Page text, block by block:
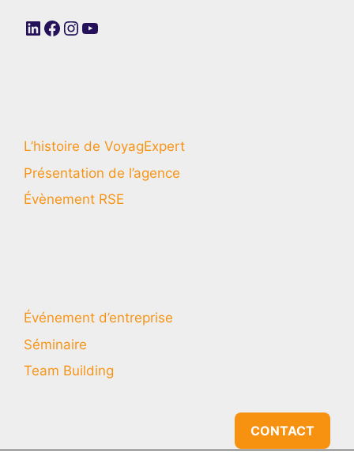
LinkedIn
Facebook
Instagram
YouTube
L’histoire de VoyagExpert
Présentation de l’agence
Évènement RSE
Événement d’entreprise
Séminaire
Team Building
CONTACT